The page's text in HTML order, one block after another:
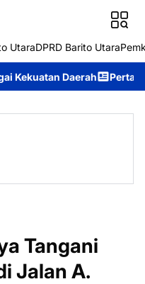
UtaraDPRD Barito Utara
Pertahankan Prestasi,
Tangani
Jalan A.